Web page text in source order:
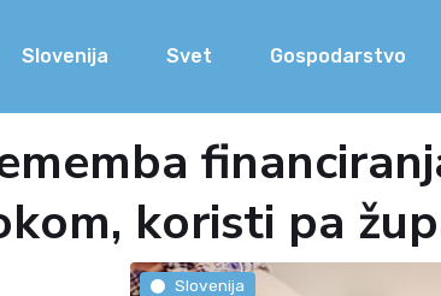
Slovenija Svet Gospodarstvo
koristi pa
Slovenija